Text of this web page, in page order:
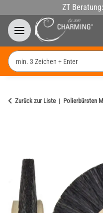
ZT
Zurück zur Liste Polierbürsten